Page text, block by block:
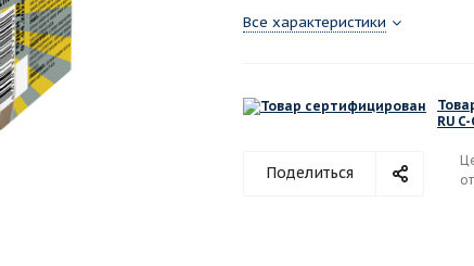
Все характеристики
RU
Поделиться